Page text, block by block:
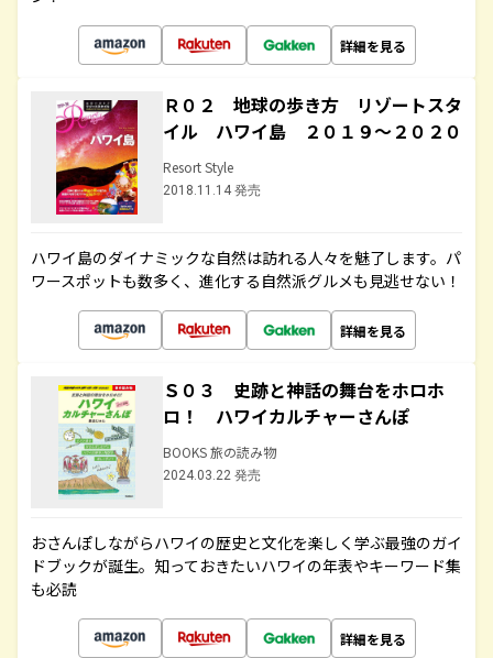
詳細を見る
Ｒ０２ 地球の歩き方 リゾートスタ
イル ハワイ島 ２０１９～２０２０
Resort Style
2018.11.14 発売
ハワイ島のダイナミックな自然は訪れる人々を魅了します。パ
ワースポットも数多く、進化する自然派グルメも見逃せない！
詳細を見る
Ｓ０３ 史跡と神話の舞台をホロホ
ロ！ ハワイカルチャーさんぽ
BOOKS 旅の読み物
2024.03.22 発売
おさんぽしながらハワイの歴史と文化を楽しく学ぶ最強のガイ
ドブックが誕生。知っておきたいハワイの年表やキーワード集
も必読
詳細を見る